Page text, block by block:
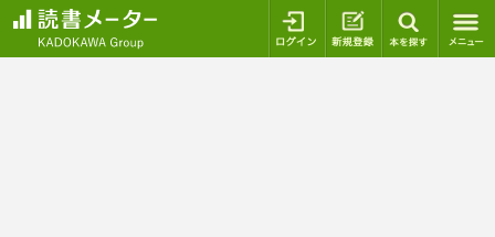
ログイン 新規登録